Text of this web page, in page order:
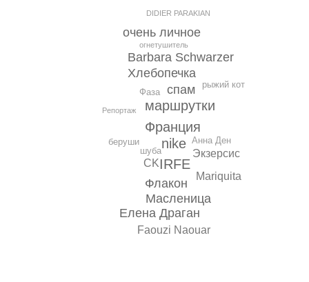
Франция
nike
маршрутки
IRFE
спам
Хлебопечка
Флакон
Масленица
Barbara Schwarzer
очень личное
Елена Драган
CK
Faouzi Naouar
Экзерсис
Mariquita
Фаза
шуба
рыжий кот
Анна Ден
беруши
огнетушитель
Репортаж
DIDIER PARAKIAN